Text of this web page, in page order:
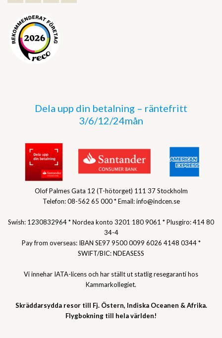
Dela upp din betalning – räntefritt
3/6/12/24mån
Olof Palmes Gata 12 (T-hötorget) 111 37 Stockholm
Telefon: 08-562 65 000 * Email: info@indcen.se
Swish: 1230832964 * Nordea konto 3201 180 9061 * Plusgiro: 414 80
34-4
Pay from overseas: IBAN SE97 9500 0099 6026 4148 0344 *
SWIFT/BIC: NDEASESS
Vi innehar IATA-licens och har ställt ut statlig resegaranti hos
Kammarkollegiet.
Skräddarsydda resor till Fj. Östern, Indiska Oceanen & Afrika.
Flygbokning till hela världen!